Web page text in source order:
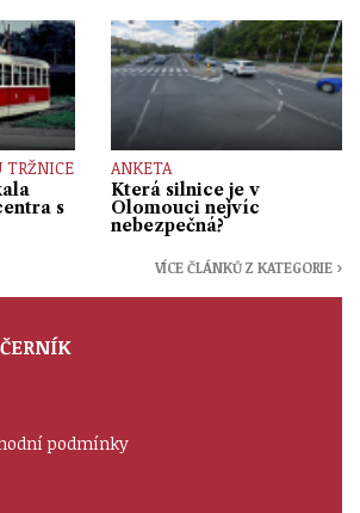
TRŽNICE
s
ANKETA
Která silnice je v
Olomouci nejvíc
nebezpečná?
VÍCE ČLÁNKŮ Z KATEGORIE ›
podmínky